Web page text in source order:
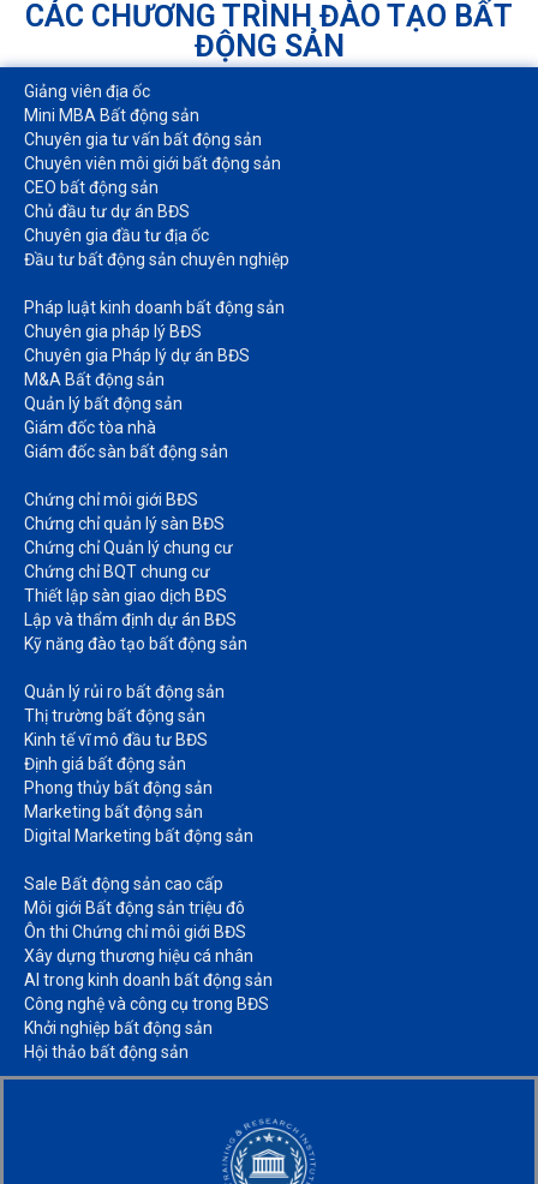
CÁC CHƯƠNG TRÌNH ĐÀO TẠO BẤT
ĐỘNG SẢN
Giảng viên địa ốc
Mini MBA Bất động sản
Chuyên gia tư vấn bất động sản
Chuyên viên môi giới bất động sản​
CEO bất động sản
Chủ đầu tư dự án BĐS
Chuyên gia đầu tư địa ốc​
Đầu tư bất động sản chuyên nghiệp
Pháp luật kinh doanh bất động sản​
Chuyên gia pháp lý BĐS
Chuyên gia Pháp lý dự án BĐS
M&A Bất động sản​
Quản lý bất động sản
Giám đốc tòa nhà​
Giám đốc sàn bất động sản
Chứng chỉ môi giới BĐS​
Chứng chỉ quản lý sàn BĐS
Chứng chỉ Quản lý chung cư​
Chứng chỉ BQT chung cư​
Thiết lập sàn giao dịch BĐS​
Lập và thẩm định dự án BĐS​
Kỹ năng đào tạo bất động sản​
Quản lý rủi ro bất động sản​
Thị trường bất động sản​
Kinh tế vĩ mô đầu tư BĐS​
Định giá bất động sản​
Phong thủy bất động sản​
Marketing bất động sản​
Digital Marketing bất động sản​
Sale Bất động sản cao cấp​
Môi giới Bất động sản triệu đô​
Ôn thi Chứng chỉ môi giới BĐS​
Xây dựng thương hiệu cá nhân​
AI trong kinh doanh bất động sản​
Công nghệ và công cụ trong BĐS​
Khởi nghiệp bất động sản​
Hội thảo bất động sản​